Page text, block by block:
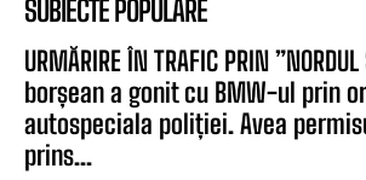
SUBIECTE POPULARE
URMĂRIRE ÎN TRAFIC PRIN
borșean a gonit cu BMW-ul prin
autospeciala poliției. Avea
prins...